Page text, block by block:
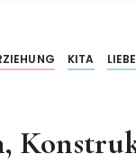
KITA